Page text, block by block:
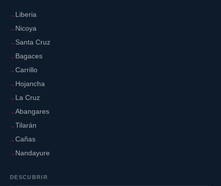
Liberia
Nicoya
Santa Cruz
Bagaces
Carrillo
Hojancha
La Cruz
Abangares
Tilarán
Cañas
Nandayure
DESCUBRIR